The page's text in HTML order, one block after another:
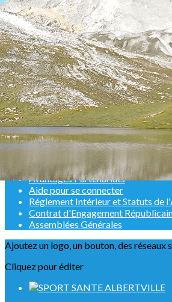
Exporter les lignes sélectionnées
Exporter toutes les colonnes
Exporter uniquement les colonnes
Menu
<
>
Un peu d'histoire
Une médaille bien méritée pour
La GV d'Albertville
Adhésions 2025-2026
Adhésions 2026-2027
Adhésion en ligne saison 2025-
Quoi de neuf pour la saison 2025-
Avantages Partenariats
Aide pour se connecter
Réglement Intérieur et Statuts de
Contrat d'Engagement
Assemblées Générales
Ajoutez un logo, un bouton, des réseaux
Cliquez pour éditer